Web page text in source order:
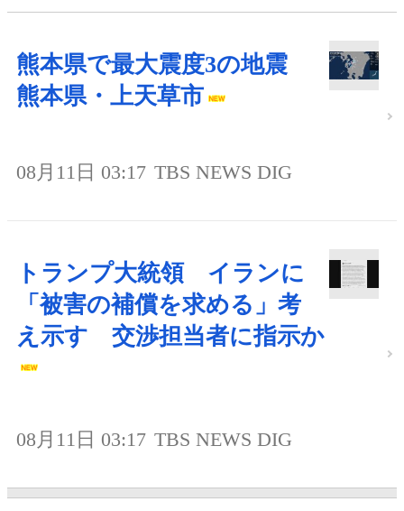
熊本県で最大震度3の地震
熊本県・上天草市
08月11日 03:17 TBS NEWS DIG
トランプ大統領 イランに
「被害の補償を求める」考
え示す 交渉担当者に指示か
08月11日 03:17 TBS NEWS DIG